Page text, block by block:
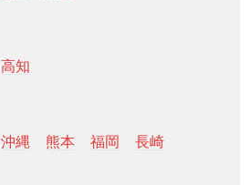
高知
沖縄 熊本 福岡
長崎